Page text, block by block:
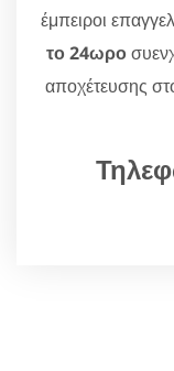
έμπειροι
το 24ωρο
αποχέτευσης